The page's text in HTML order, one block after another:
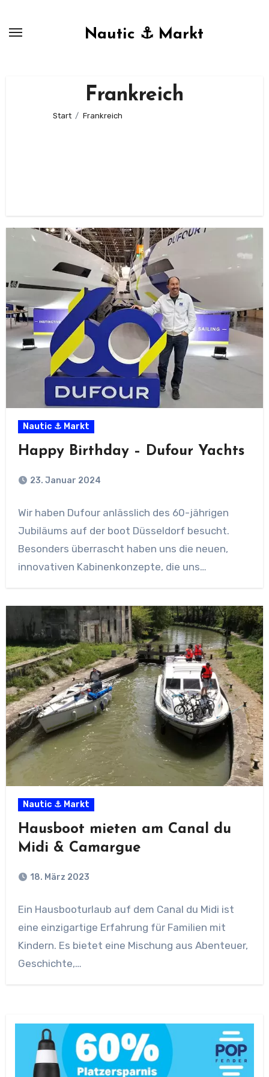
Nautic ⚓ Markt
Frankreich
Start Frankreich
Nautic ⚓ Markt
Happy Birthday – Dufour Yachts
23. Januar 2024
Wir haben Dufour anlässlich des 60-jährigen
Jubiläums auf der boot Düsseldorf besucht.
Besonders überrascht haben uns die neuen,
innovativen Kabinenkonzepte, die uns…
Nautic ⚓ Markt
Hausboot mieten am Canal du
Midi & Camargue
18. März 2023
Ein Hausbooturlaub auf dem Canal du Midi ist
eine einzigartige Erfahrung für Familien mit
Kindern. Es bietet eine Mischung aus Abenteuer,
Geschichte,…